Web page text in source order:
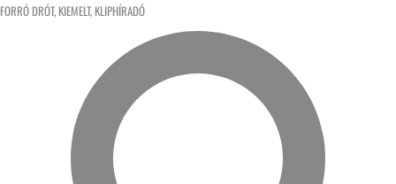
FORRÓ DRÓT, KIEMELT, KLIPHÍRADÓ